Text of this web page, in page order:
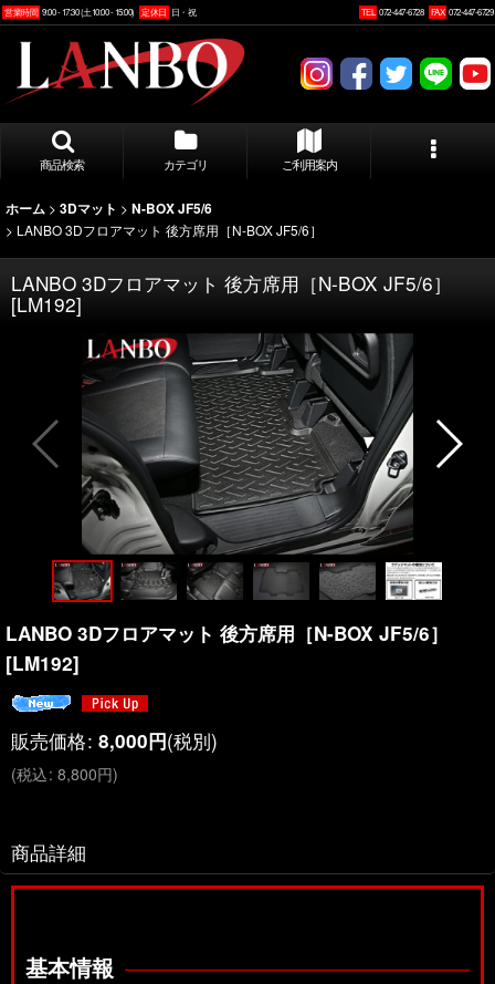
営業時間 9:00 - 17:30 (土10:00 - 15:00) 定休日 日・祝 TEL 072-447-6728 FAX 072-447-6729
商品検索 カテゴリ ご利用案内
ホーム > 3Dマット > N-BOX JF5/6
> LANBO 3Dフロアマット 後方席用［N-BOX JF5/6］
LANBO 3Dフロアマット 後方席用［N-BOX JF5/6］
[LM192]
LANBO 3Dフロアマット 後方席用［N-BOX JF5/6］
[LM192]
販売価格: 8,000円(税別)
(税込: 8,800円)
商品詳細
基本情報